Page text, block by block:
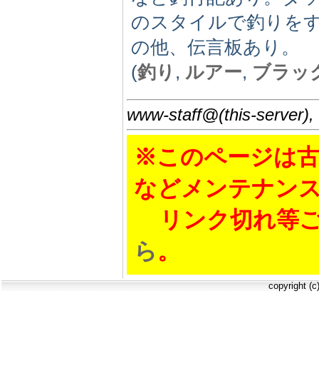
のスタイルで釣りを
の他、伝言板あり。
(釣り , ルアー, ブラッ
www-staff@(this-
※このページは
などメンテナン
リンク切れ等
ら。
copyright